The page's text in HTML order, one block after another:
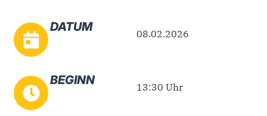
DATUM 08.02.2026
BEGINN 13:30 Uhr